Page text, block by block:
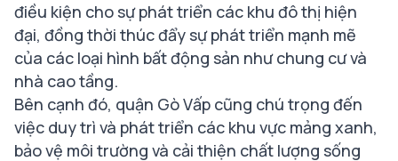
điều kiện cho sự phát triển các khu đô thị hiện
đại, đồng thời thúc đẩy sự phát triển mạnh mẽ
của các loại hình bất động sản như chung cư và
nhà cao tầng.
Bên cạnh đó, quận Gò Vấp cũng chú trọng đến
việc duy trì và phát triển các khu vực mảng xanh,
bảo vệ môi trường và cải thiện chất lượng sống